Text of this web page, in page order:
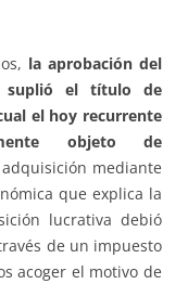
la aprobación del
suplió el título de
el hoy recurrente
objeto de
mediante
que explica la
lucrativa debió
de un impuesto
acoger el motivo de